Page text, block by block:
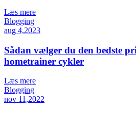
Læs mere
Blogging
aug 4,2023
Sådan vælger du den bedste
hometrainer cykler
Læs mere
Blogging
nov 11,2022